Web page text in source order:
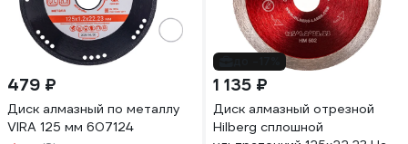
479 ₽
Диск алмазный по металлу
VIRA 125 мм 607124
1 135 ₽
Диск алмазный отрезной
Hilberg сплошной